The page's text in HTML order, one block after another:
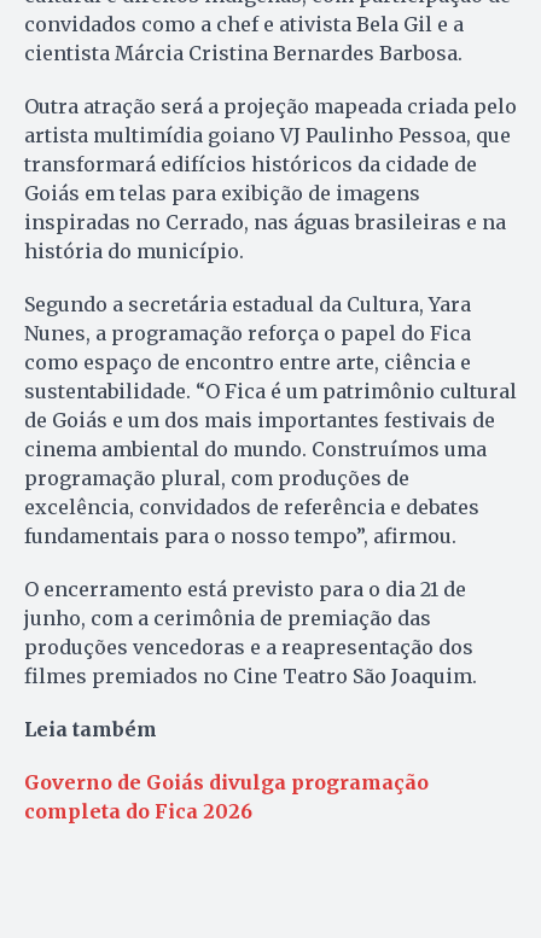
convidados como a chef e ativista Bela Gil e a
cientista Márcia Cristina Bernardes Barbosa.
Outra atração será a projeção mapeada criada pelo
artista multimídia goiano VJ Paulinho Pessoa, que
transformará edifícios históricos da cidade de
Goiás em telas para exibição de imagens
inspiradas no Cerrado, nas águas brasileiras e na
história do município.
Segundo a secretária estadual da Cultura, Yara
Nunes, a programação reforça o papel do Fica
como espaço de encontro entre arte, ciência e
sustentabilidade. “O Fica é um patrimônio cultural
de Goiás e um dos mais importantes festivais de
cinema ambiental do mundo. Construímos uma
programação plural, com produções de
excelência, convidados de referência e debates
fundamentais para o nosso tempo”, afirmou.
O encerramento está previsto para o dia 21 de
junho, com a cerimônia de premiação das
produções vencedoras e a reapresentação dos
filmes premiados no Cine Teatro São Joaquim.
Leia também
Governo de Goiás divulga programação
completa do Fica 2026